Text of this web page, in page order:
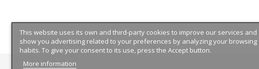
This website uses its own and third-party cookies to improve our services and
show you advertising related to your preferences by analyzing your browsing
habits. To give your consent to its use, press the Accept button.
More information